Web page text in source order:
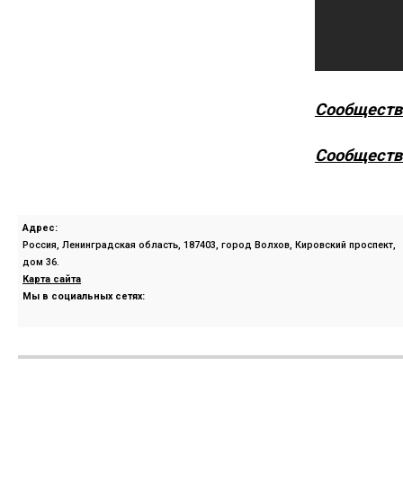
Адрес:
Россия, Ленинградская область, 187403, город Волхов, Кировский проспект,
дом 36.
Карта сайта
Мы в социальных сетях: